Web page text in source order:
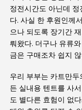
정전시간도 아닌데
다. 사실 한 후원인께
으나 되도록 장기간
뤄왔다. 더구나 유류
금은 구매조차 쉽지
우리 부부는 카트만
든 실내용 텐트를 사
도 별다른 효험이 없